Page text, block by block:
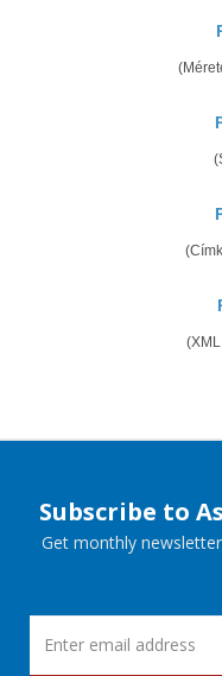
Subscribe to
Get monthly